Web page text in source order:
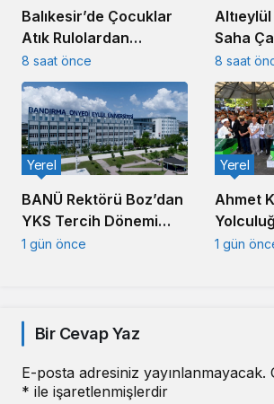
Balıkesir’de Çocuklar
Atık Rulolardan
Rengârenk Kukla Yaptı
8 saat önce
Saha
8 saat
BANÜ Rektörü Boz’dan
YKS Tercih Dönemi
Mesajı
Yerel
1 gün önce
Ahmet
Yerel
1 gün
Bir Cevap Yaz
E-posta adresiniz yayınlanmayacak.
* ile işaretlenmişlerdir